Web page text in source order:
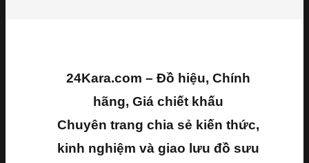
24Kara.com – Đồ hiệu, Chính
hãng, Giá chiết khấu
Chuyên trang chia sẻ kiến thức,
kinh nghiệm và giao lưu đồ sưu